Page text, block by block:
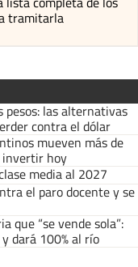
tramitarla
pesos: las alternativas
contra el dólar
mueven más de
invertir hoy
media al 2027
el paro docente y se
que “se vende sola”:
dará 100% al río